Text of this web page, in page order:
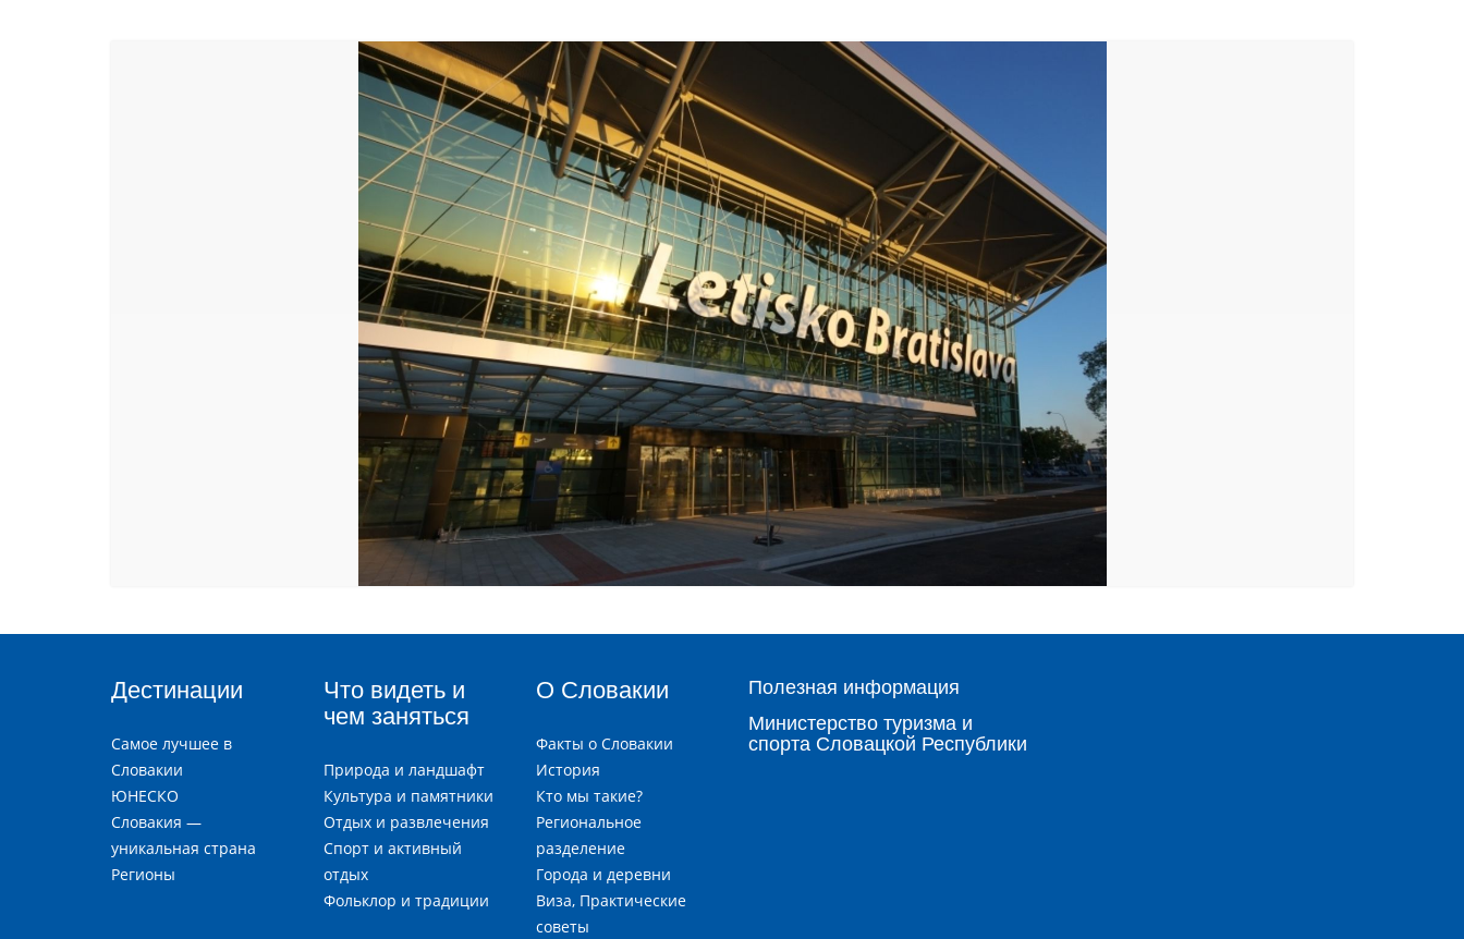
Дестинации
Самое лучшее в
Словакии
ЮНЕСКО
Словакия —
уникальная страна
Регионы
Что видеть и
чем заняться
Природа и ландшафт
Культура и памятники
Отдых и развлечения
Спорт и активный
отдых
Фольклор и традиции
О Словакии
Факты о Словакии
История
Кто мы такие?
Региональное
разделение
Города и деревни
Виза, Практические
советы
Полезная информация
Министерство туризма и
спорта Словацкой Республики